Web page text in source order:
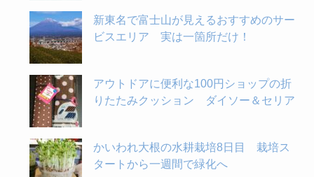
新東名で富士山が見えるおすすめのサー
ビスエリア 実は一箇所だけ！
アウトドアに便利な100円ショップの折
りたたみクッション ダイソー＆セリア
かいわれ大根の水耕栽培8日目 栽培ス
タートから一週間で緑化へ